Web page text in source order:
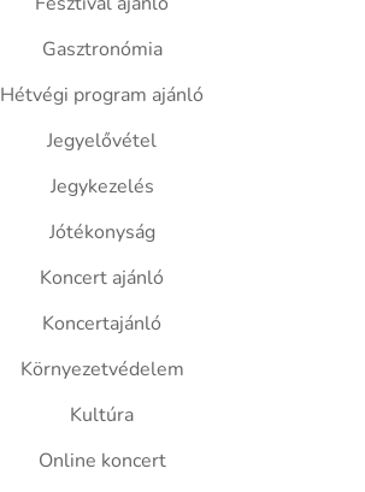
Gasztronómia
Hétvégi program ajánló
Jegyelővétel
Jegykezelés
Jótékonyság
Koncert ajánló
Koncertajánló
Környezetvédelem
Kultúra
Online koncert